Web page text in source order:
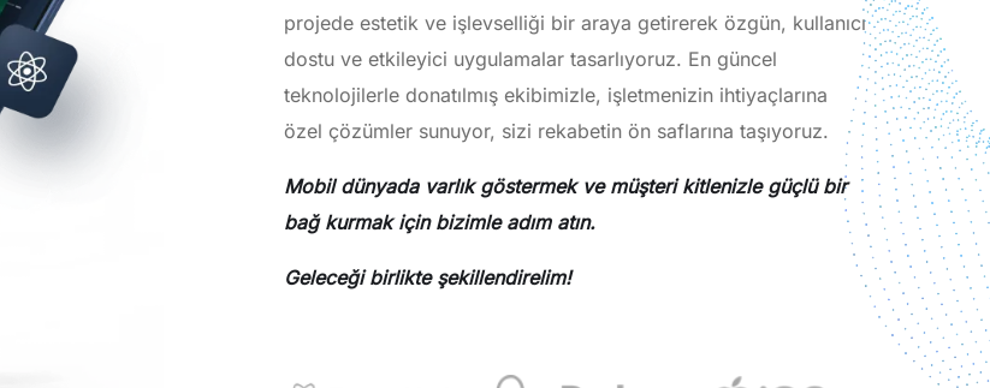
projede estetik ve işlevselliği bir araya getirerek özgün, kullanıcı
dostu ve etkileyici uygulamalar tasarlıyoruz. En güncel
teknolojilerle donatılmış ekibimizle, işletmenizin ihtiyaçlarına
özel çözümler sunuyor, sizi rekabetin ön saflarına taşıyoruz.
Mobil dünyada varlık göstermek ve müşteri kitlenizle güçlü bir
bağ kurmak için bizimle adım atın.
Geleceği birlikte şekillendirelim!